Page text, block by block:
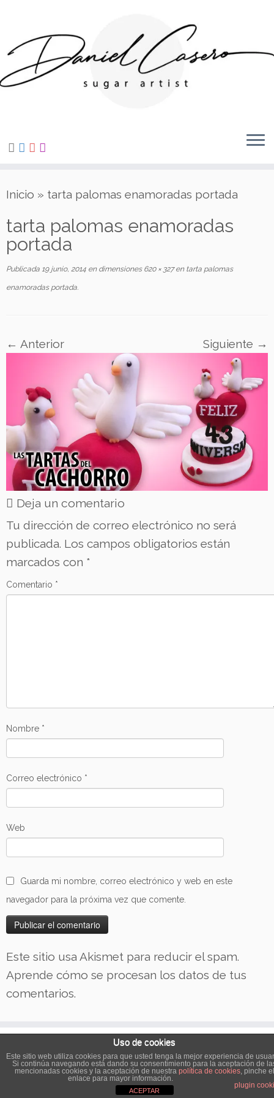
contenido
Inicio » tarta palomas enamoradas portada
tarta palomas enamoradas
portada
Publicada 19 junio, 2014 en dimensiones620 × 327entarta palomas
enamoradas portada
← Anterior Siguiente →
Deja un comentario
Tu dirección de correo electrónico no será
publicada. Los campos obligatorios están
marcados con *
Comentario *
Nombre *
Correo electrónico *
Web
Guarda mi nombre, correo electrónico y web en este
navegador para la próxima vez que comente.
Este sitio usa Akismet para reducir el spam.
Aprende cómo se procesan los datos de tus
comentarios.
·© 2026 Las Tartas del Cachorro·Funciona con
·
Diseñado con elTema Customizr·
Uso de cookies
Este sitio web utiliza cookies para que usted tenga la mejor experiencia de
Si continúa navegando está dando su consentimiento para la aceptación de
mencionadas cookies y la aceptación de nuestra política de cookies, pinche el
enlace para mayor información.
plugin
ACEPTAR